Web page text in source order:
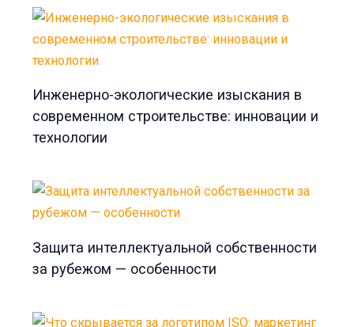
Инженерно-экологические изыскания в
современном строительстве: инновации и
технологии
Защита интеллектуальной собственности
за рубежом — особенности